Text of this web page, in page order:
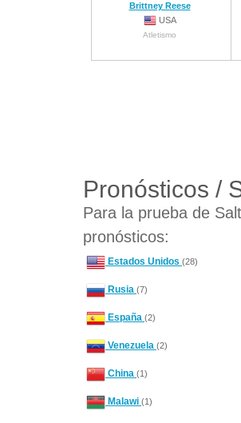
Brittney Reese
USA
Atletismo
Pronósticos /
Para la prueba de
pronósticos:
Estados Unidos (28)
Rusia (7)
España (2)
Venezuela (2)
China (1)
Malawi (1)